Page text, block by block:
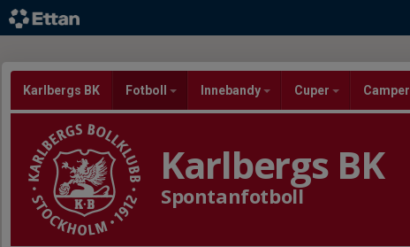
Karlbergs BK Fotboll Innebandy Cuper Camper
Karlbergs BK
Spontanfotboll